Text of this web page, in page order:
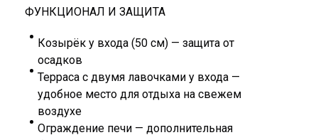
ФУНКЦИОНАЛ И ЗАЩИТА
Козырёк у входа (50 см) — защита от
осадков
Терраса с двумя лавочками у входа —
удобное место для отдыха на свежем
воздухе
Ограждение печи — дополнительная